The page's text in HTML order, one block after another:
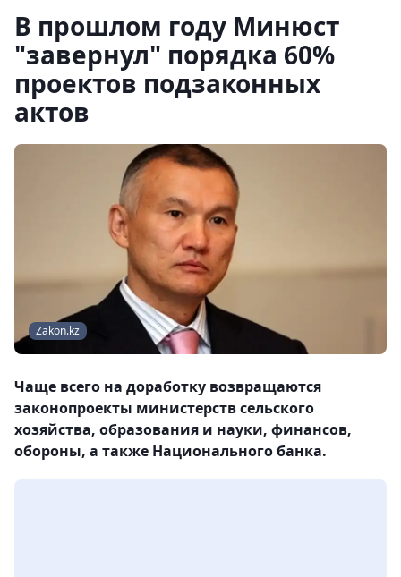
В прошлом году Минюст
"завернул" порядка 60%
проектов подзаконных
актов
Zakon.kz
Чаще всего на доработку возвращаются
законопроекты министерств сельского
хозяйства, образования и науки, финансов,
обороны, а также Национального банка.